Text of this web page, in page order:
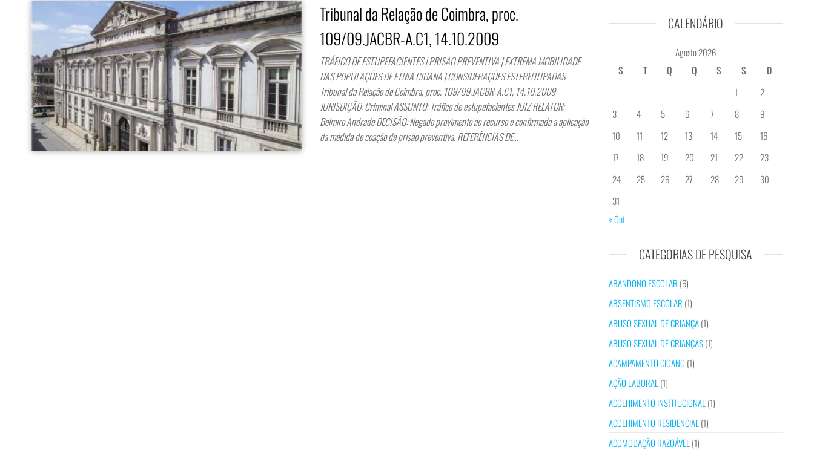
Tribunal da Relação de Coimbra, proc.
109/09.JACBR-A.C1, 14.10.2009
TRÁFICO DE ESTUPEFACIENTES | PRISÃO PREVENTIVA | EXTREMA MOBILIDADE
DAS POPULAÇÕES DE ETNIA CIGANA | CONSIDERAÇÕES ESTEREOTIPADAS
Tribunal da Relação de Coimbra, proc. 109/09.JACBR-A.C1, 14.10.2009
JURISDIÇÃO: Criminal ASSUNTO: Tráfico de estupefacientes JUIZ RELATOR:
Belmiro Andrade DECISÃO: Negado provimento ao recurso e confirmada a aplicação
da medida de coação de prisão preventiva. REFERÊNCIAS DE…
CALENDÁRIO
Agosto 2026
S
T Q Q S S
D
1
2
3
4 5 6 7 8
9
10
11 12 13 14 15
16
17
18 19 20 21 22
23
24
25 26 27 28 29
30
31
« Out
CATEGORIAS DE PESQUISA
ABANDONO ESCOLAR (6)
ABSENTISMO ESCOLAR (1)
ABUSO SEXUAL DE CRIANÇA(1)
ABUSO SEXUAL DE CRIANÇAS(1)
ACAMPAMENTO CIGANO (1)
AÇÃO LABORAL (1)
ACOLHIMENTO INSTITUCIONAL (1)
ACOLHIMENTO RESIDENCIAL (1)
ACOMODAÇÃO RAZOÁVEL (1)